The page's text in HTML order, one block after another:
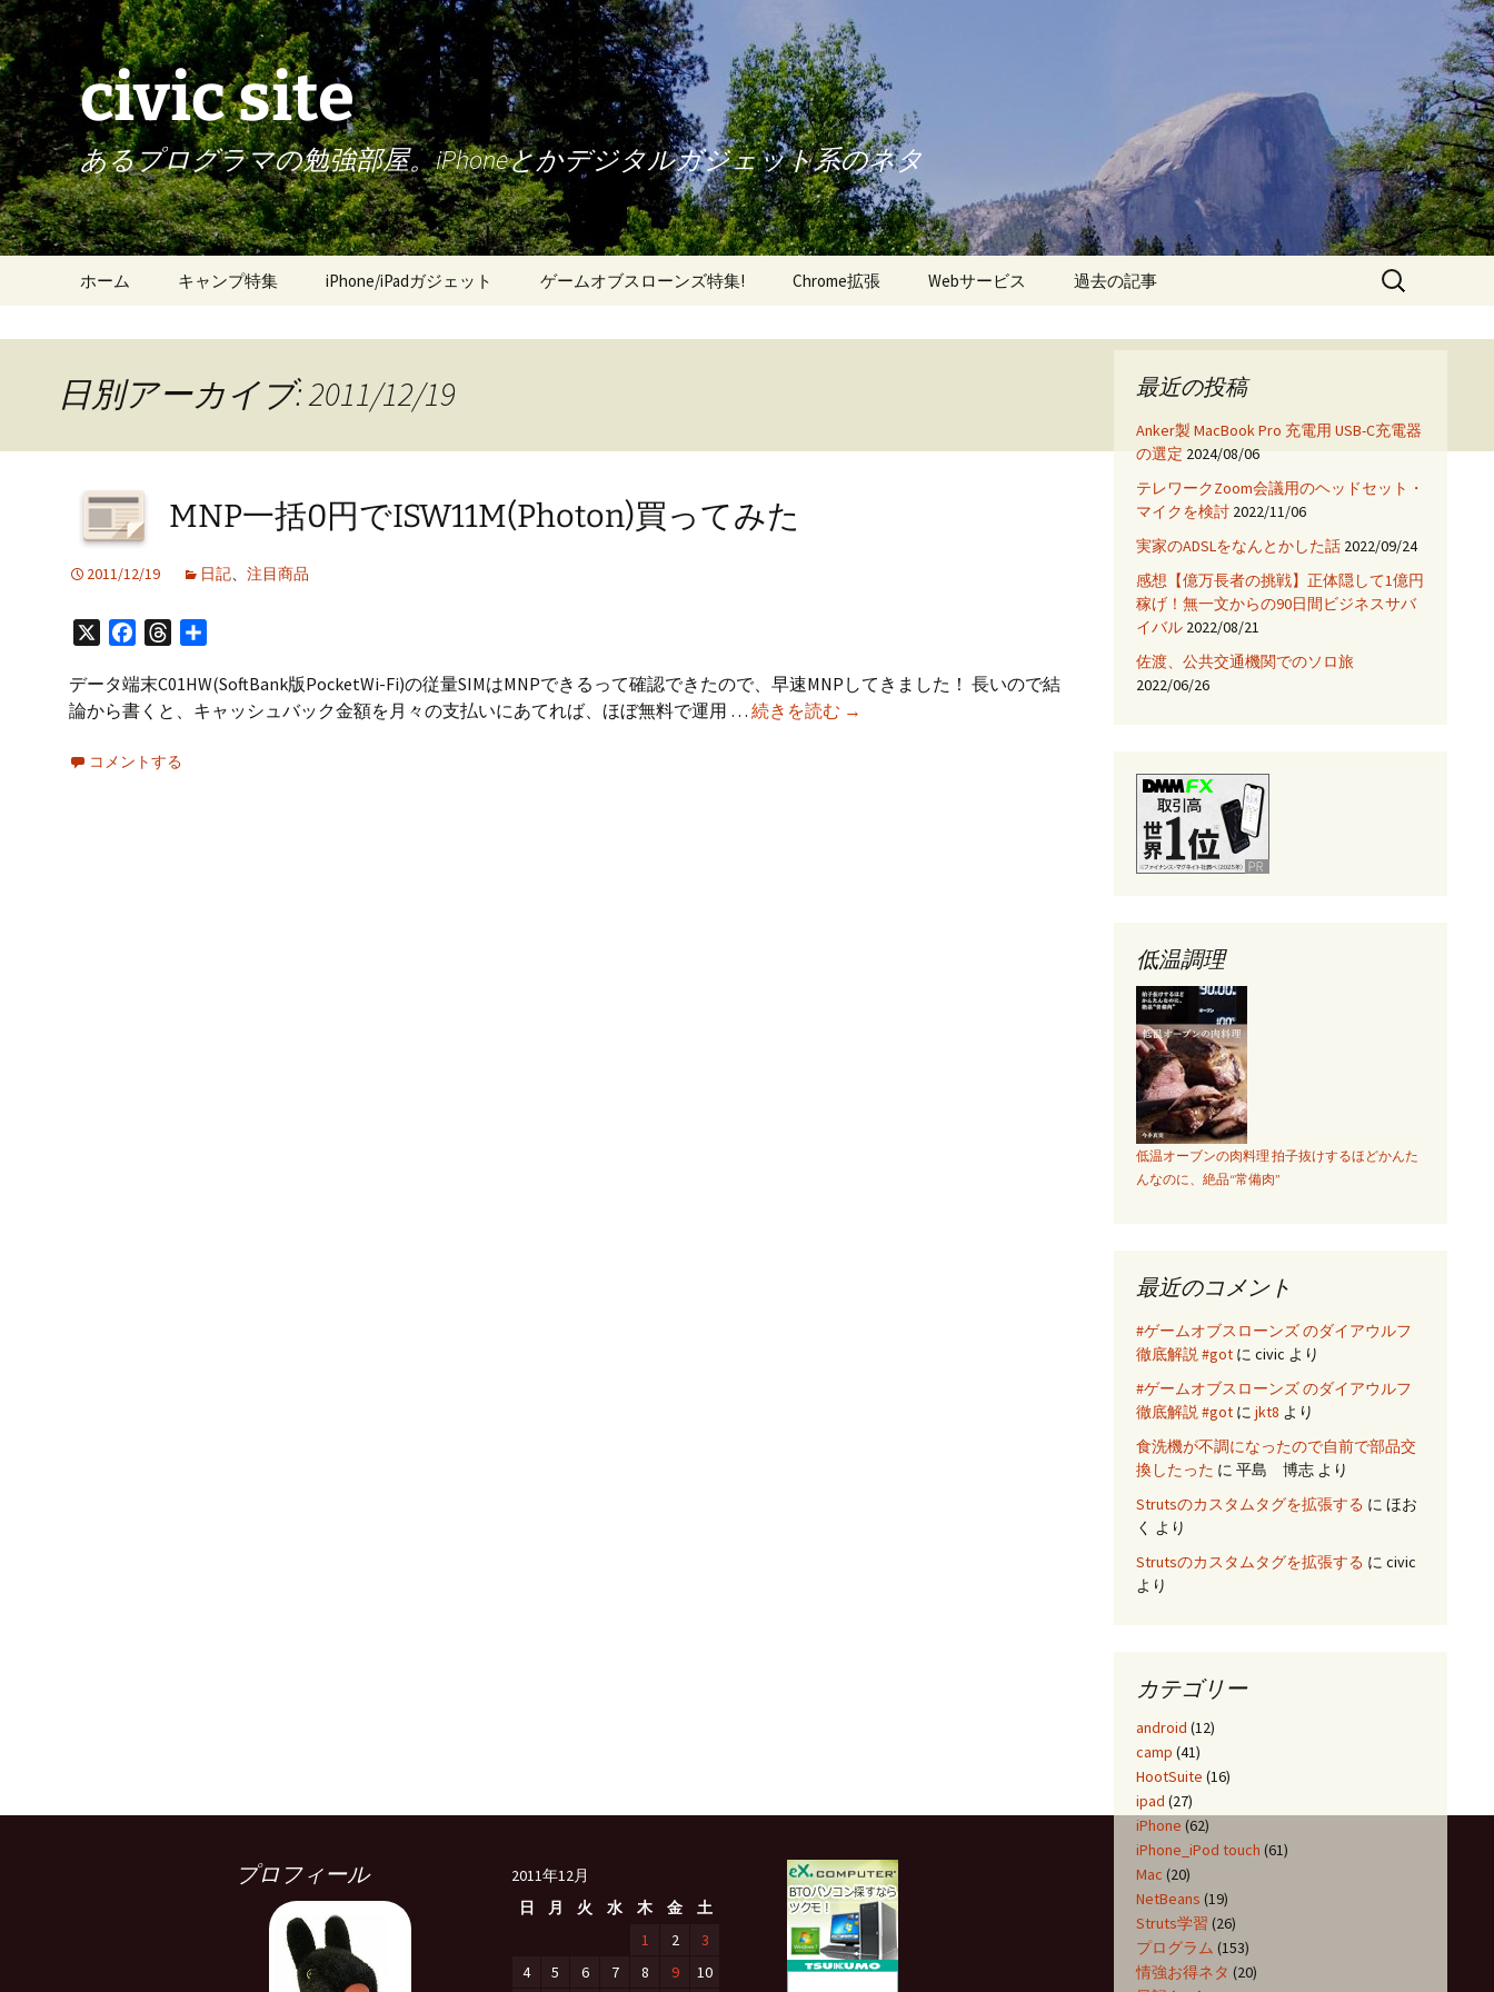
civic site
あるプログラマの勉強部屋。iPhoneとかデジタルガジェット系のネタ
ツ
へ
キ
ホーム キャンプ特集 iPhone/iPadガジェット ゲームオブスローンズ特集! Chrome拡張 Webサービス 過去の記事
iPhone7 フィルム・ケー
JNIを使ってみる
AjaxTagsを使ってみる
eclipse -乗り換え→
NetBeans
検
索:
日別アーカイブ: 2011/12/19
MNP一括0円でISW11M(Photon)買ってみた
2011/12/19 日記、 注目商品
FacebookThreads
データ端末C01HW(SoftBank版PocketWi-Fi)の従量SIMはMNPできるって確認できたので、早速MNPしてきました！ 長いので結
論から書くと、キャッシュバック金額を月々の支払いにあてれば、ほぼ無料で運用 … 続きを読む MNP
→
コメントする
最近の投稿
Anker製 MacBook Pro 充電用 USB-C充電器
の選定 2024/08/06
テレワークZoom会議用のヘッドセット・
マイクを検討 2022/11/06
実家のADSLをなんとかした話 2022/09/24
感想【億万長者の挑戦】正体隠して1億円
稼げ！無一文からの90日間ビジネスサバ
イバル 2022/08/21
佐渡、公共交通機関でのソロ旅
2022/06/26
低温調理
低温オーブンの肉料理 拍子抜けするほどかんた
んなのに、絶品“常備肉”
最近のコメント
#ゲームオブスローンズ のダイアウルフ
徹底解説 #got に civic より
#ゲームオブスローンズ のダイアウルフ
徹底解説 #got に jkt8 より
食洗機が不調になったので自前で部品交
換したった に 平島 博志 より
Strutsのカスタムタグを拡張する に ほお
く より
Strutsのカスタムタグを拡張する に civic
より
カテゴリー
android (12)
camp (41)
HootSuite (16)
ipad (27)
iPhone (62)
iPhone_iPod touch (61)
Mac (20)
NetBeans (19)
Struts学習 (26)
プログラム (153)
情強お得ネタ (20)
プロフィール
2011年12月
日
月 火 水 木 金
土
1
2
3
4
5 6 7 8 9 10